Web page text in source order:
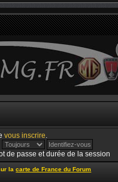
vous inscrire
de passe et durée de la session
lacarte de France du Forum